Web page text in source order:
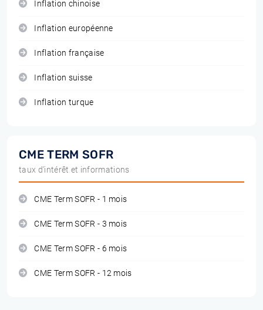
Inflation chinoise
Inflation européenne
Inflation française
Inflation suisse
Inflation turque
CME TERM SOFR
taux d'intérêt et informations
CME Term SOFR - 1 mois
CME Term SOFR - 3 mois
CME Term SOFR - 6 mois
CME Term SOFR - 12 mois